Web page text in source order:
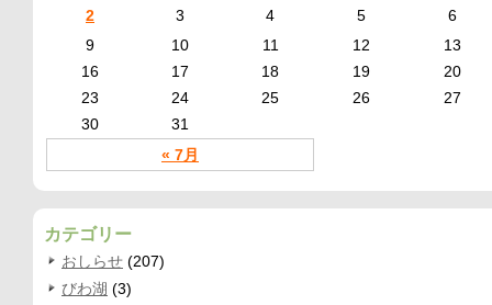
« 7月
2 3 4 5
6
9
10 11 12
13
16
17 18 19
20
23
24 25 26
27
30
31
カテゴリー
おしらせ (207)
びわ湖 (3)